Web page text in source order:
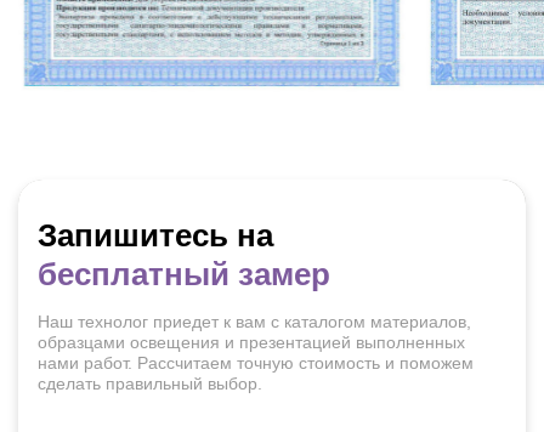
Запишитесь на
бесплатный замер
Наш технолог приедет к вам с каталогом материалов,
образцами освещения и презентацией выполненных
нами работ. Рассчитаем точную стоимость и поможем
сделать правильный выбор.